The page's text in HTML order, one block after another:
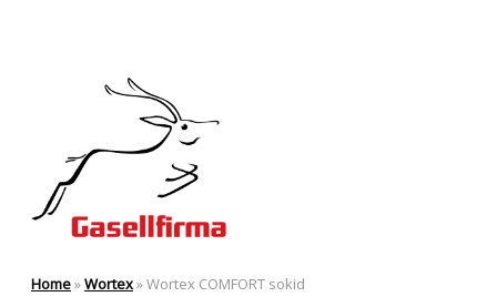
Home»Wortex»Wortex COMFORT sokid